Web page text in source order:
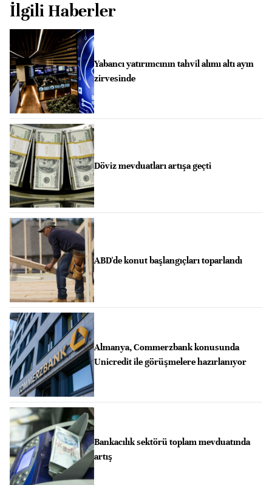
İlgili Haberler
Yabancı yatırımcının tahvil alımı altı ayın
zirvesinde
Döviz mevduatları artışa geçti
ABD'de konut başlangıçları toparlandı
Almanya, Commerzbank konusunda
Unicredit ile görüşmelere hazırlanıyor
Bankacılık sektörü toplam mevduatında
artış